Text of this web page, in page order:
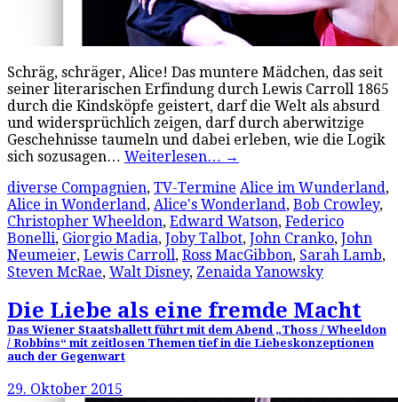
Schräg, schräger, Alice! Das muntere Mädchen, das seit
seiner literarischen Erfindung durch Lewis Carroll 1865
durch die Kindsköpfe geistert, darf die Welt als absurd
und widersprüchlich zeigen, darf durch aberwitzige
Geschehnisse taumeln und dabei erleben, wie die Logik
sich sozusagen… Weiterlesen… →
diverse Compagnien, TV-Termine Alice im Wunderland,
Alice in Wonderland, Alice's Wonderland, Bob Crowley,
Christopher Wheeldon, Edward Watson, Federico
Bonelli, Giorgio Madia, Joby Talbot, John Cranko, John
Neumeier, Lewis Carroll, Ross MacGibbon, Sarah Lamb,
Steven McRae, Walt Disney, Zenaida Yanowsky
Die Liebe als eine fremde Macht
Das Wiener Staatsballett führt mit dem Abend „Thoss / Wheeldon
/ Robbins“ mit zeitlosen Themen tief in die Liebeskonzeptionen
auch der Gegenwart
29. Oktober 2015